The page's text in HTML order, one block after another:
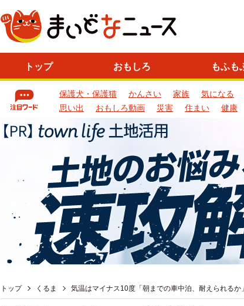
トップ おもしろ もふも
保護犬・保護猫 かんさい 家族 気になる
思い出
おもしろ動画 災害 住まい 健康
トップ くるま 気温はマイナス10度「朝までの車中泊、耐えられる